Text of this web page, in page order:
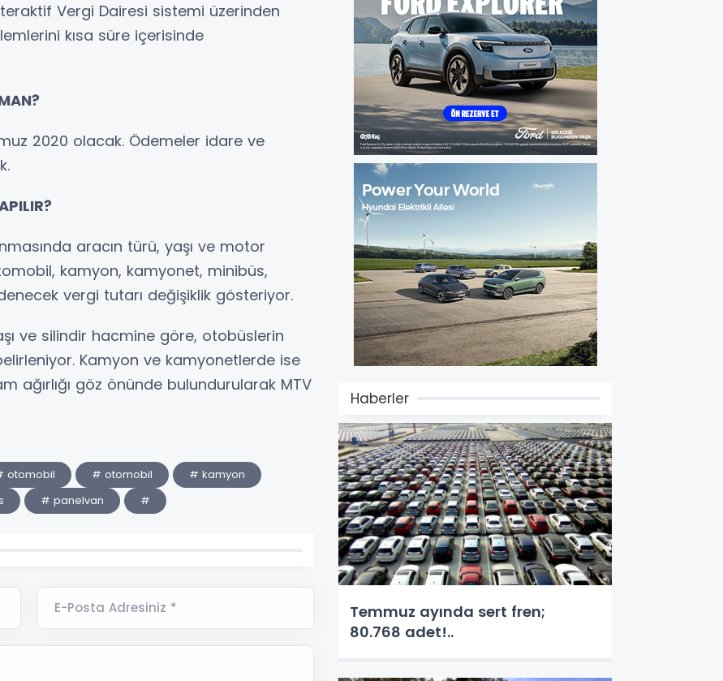
Vergi Dairesi sistemi üzerinden
kısa süre içerisinde
2020 olacak. Ödemeler idare ve
aracın türü, yaşı ve motor
kamyon, kamyonet, minibüs,
vergi tutarı değişiklik gösteriyor.
ve silindir hacmine göre, otobüslerin
Kamyon ve kamyonetlerde ise
ağırlığı göz önünde bulundurularak MTV
otomobil # otomobil
# kamyon
# panelvan #
E-Posta Adresiniz *
Haberler
Temmuz ayında sert fren;
80.768 adet!..